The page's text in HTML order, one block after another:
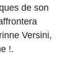
de son
Versini,
!.